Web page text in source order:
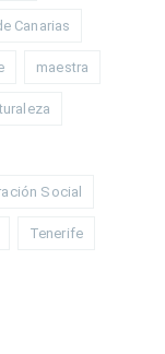
Canarias
maestra
Social
Tenerife